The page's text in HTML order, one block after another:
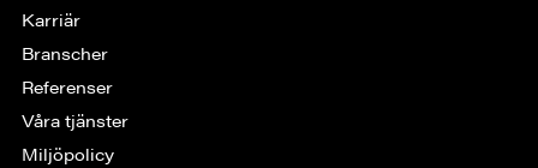
Karriär
Branscher
Referenser
Våra tjänster
Miljöpolicy